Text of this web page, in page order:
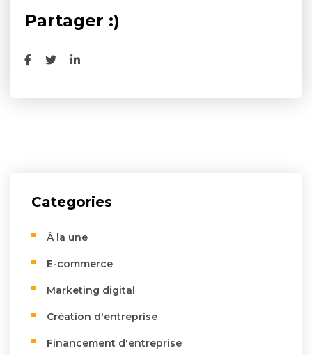
Partager :)
Categories
À la une
E-commerce
Marketing digital
Création d'entreprise
Financement d'entreprise